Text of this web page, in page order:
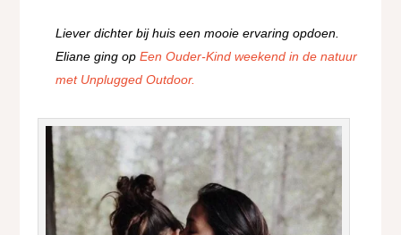
Liever dichter bij huis een mooie ervaring opdoen.
Eliane ging opEen Ouder-Kind weekend in de natuur
met Unplugged Outdoor.